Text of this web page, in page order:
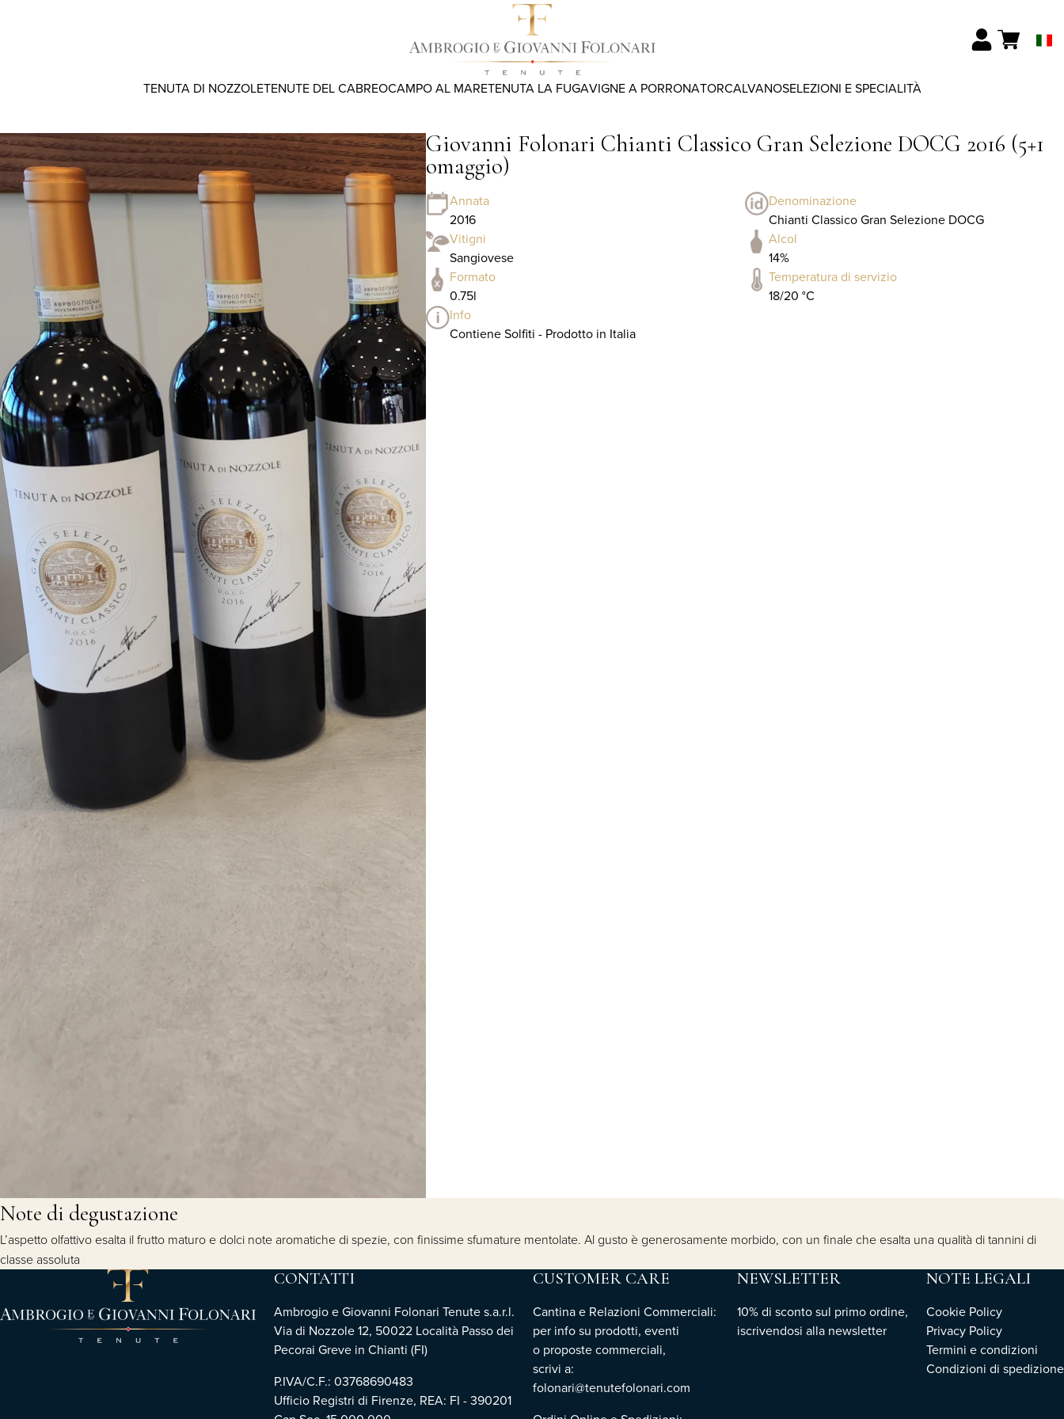
TENUTA DI NOZZOLETENUTE DEL CABREOCAMPO AL MARETENUTA LA FUGAVIGNE A PORRONATORCALVANOSELEZIONI E SPECIALITÀ
Giovanni Folonari Chianti Classico Gran Selezione DOCG 2016 (5+1
omaggio)
Annata
2016
Denominazione
Chianti Classico Gran Selezione DOCG
Vitigni
Sangiovese
Alcol
14%
Formato
0.75l
Temperatura di servizio
18/20 °C
Info
Contiene Solfiti - Prodotto in Italia
Note di degustazione
L’aspetto olfattivo esalta il frutto maturo e dolci note aromatiche di spezie, con finissime sfumature mentolate. Al gusto è generosamente morbido, con un finale che esalta una qualità di tannini di
classe assoluta
CONTATTI
Ambrogio e Giovanni Folonari Tenute s.a.r.l.
Via di Nozzole 12, 50022 Località Passo dei
Pecorai Greve in Chianti (FI)
P.IVA/C.F.: 03768690483
Ufficio Registri di Firenze, REA: FI - 390201
CUSTOMER CARE
Cantina e Relazioni Commerciali:
per info su prodotti, eventi
o proposte commerciali,
scrivi a:
folonari@tenutefolonari.com
NEWSLETTER
10% di sconto sul primo ordine,
iscrivendosi alla newsletter
NOTE LEGALI
Cookie Policy
Privacy Policy
Termini e condizioni
Condizioni di spedizione